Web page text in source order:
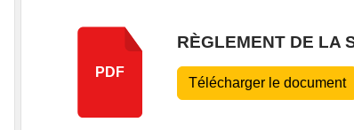
PDF
RÈGLEMENT DE LA
Télécharger le document